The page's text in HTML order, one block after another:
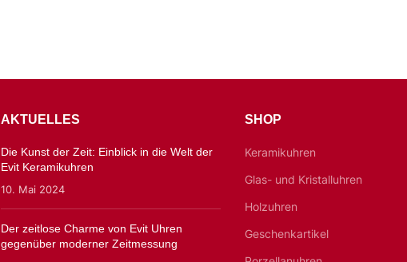
AKTUELLES
Die Kunst der Zeit: Einblick in die Welt der
Evit Keramikuhren
10. Mai 2024
Der zeitlose Charme von Evit Uhren
gegenüber moderner Zeitmessung
SHOP
Keramikuhren
Glas- und Kristalluhren
Holzuhren
Geschenkartikel